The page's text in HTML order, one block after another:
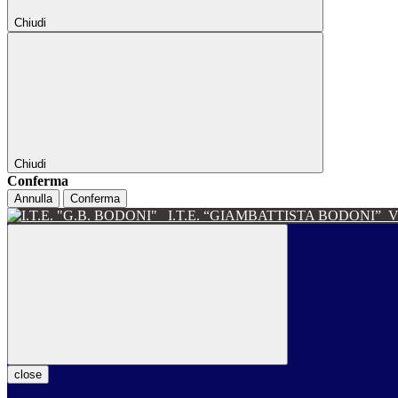
Chiudi
Chiudi
Conferma
Annulla Conferma
I.T.E. “GIAMBATTISTA BODONI”
close